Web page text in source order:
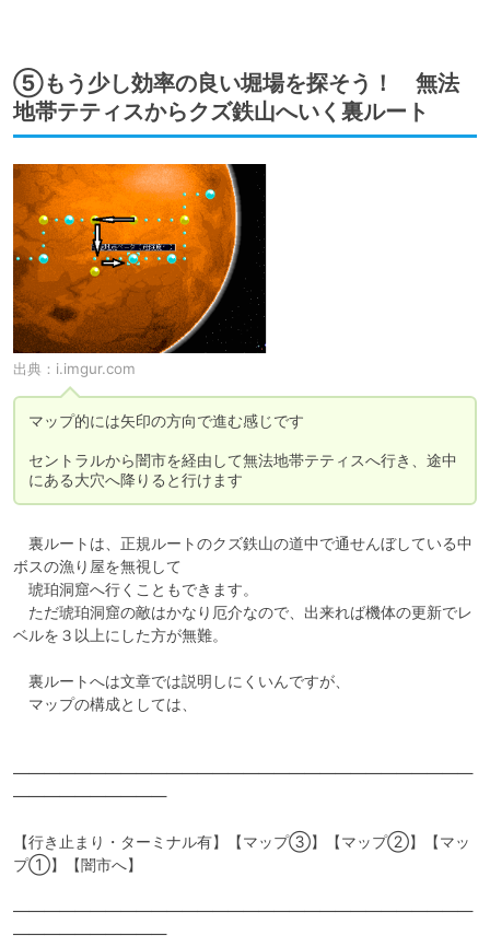
⑤もう少し効率の良い堀場を探そう！ 無法
地帯テティスからクズ鉄山へいく裏ルート
出典： i.imgur.com
マップ的には矢印の方向で進む感じです
セントラルから闇市を経由して無法地帯テティスへ行き、途中
にある大穴へ降りると行けます
裏ルートは、正規ルートのクズ鉄山の道中で通せんぼしている中
ボスの漁り屋を無視して
琥珀洞窟へ行くこともできます。
ただ琥珀洞窟の敵はかなり厄介なので、出来れば機体の更新でレ
ベルを３以上にした方が無難。
裏ルートへは文章では説明しにくいんですが、
マップの構成としては、
――――――――――――――――――――――――――――――
――――――――――
【行き止まり・ターミナル有】【マップ③】【マップ②】【マッ
プ①】【闇市へ】
――――――――――――――――――――――――――――――
――――――――――